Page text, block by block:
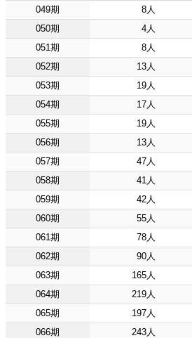
049期
8人
050期
4人
051期
8人
052期
13人
053期
19人
054期
17人
055期
19人
056期
13人
057期
47人
058期
41人
059期
42人
060期
55人
061期
78人
062期
90人
063期
165人
064期
219人
065期
197人
066期
243人